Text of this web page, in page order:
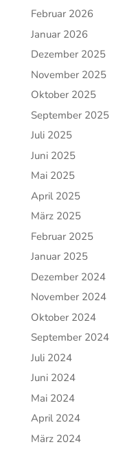
Februar 2026
Januar 2026
Dezember 2025
November 2025
Oktober 2025
September 2025
Juli 2025
Juni 2025
Mai 2025
April 2025
März 2025
Februar 2025
Januar 2025
Dezember 2024
November 2024
Oktober 2024
September 2024
Juli 2024
Juni 2024
Mai 2024
April 2024
März 2024